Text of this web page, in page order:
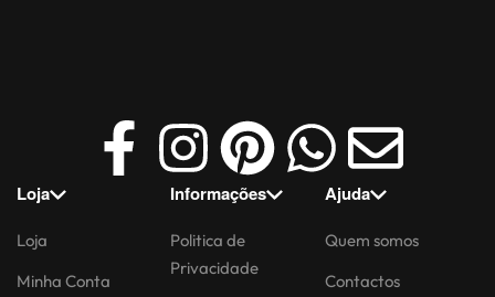
Loja
Loja
Minha Conta
Informações
Politica de
Privacidade
Ajuda
Quem somos
Contactos